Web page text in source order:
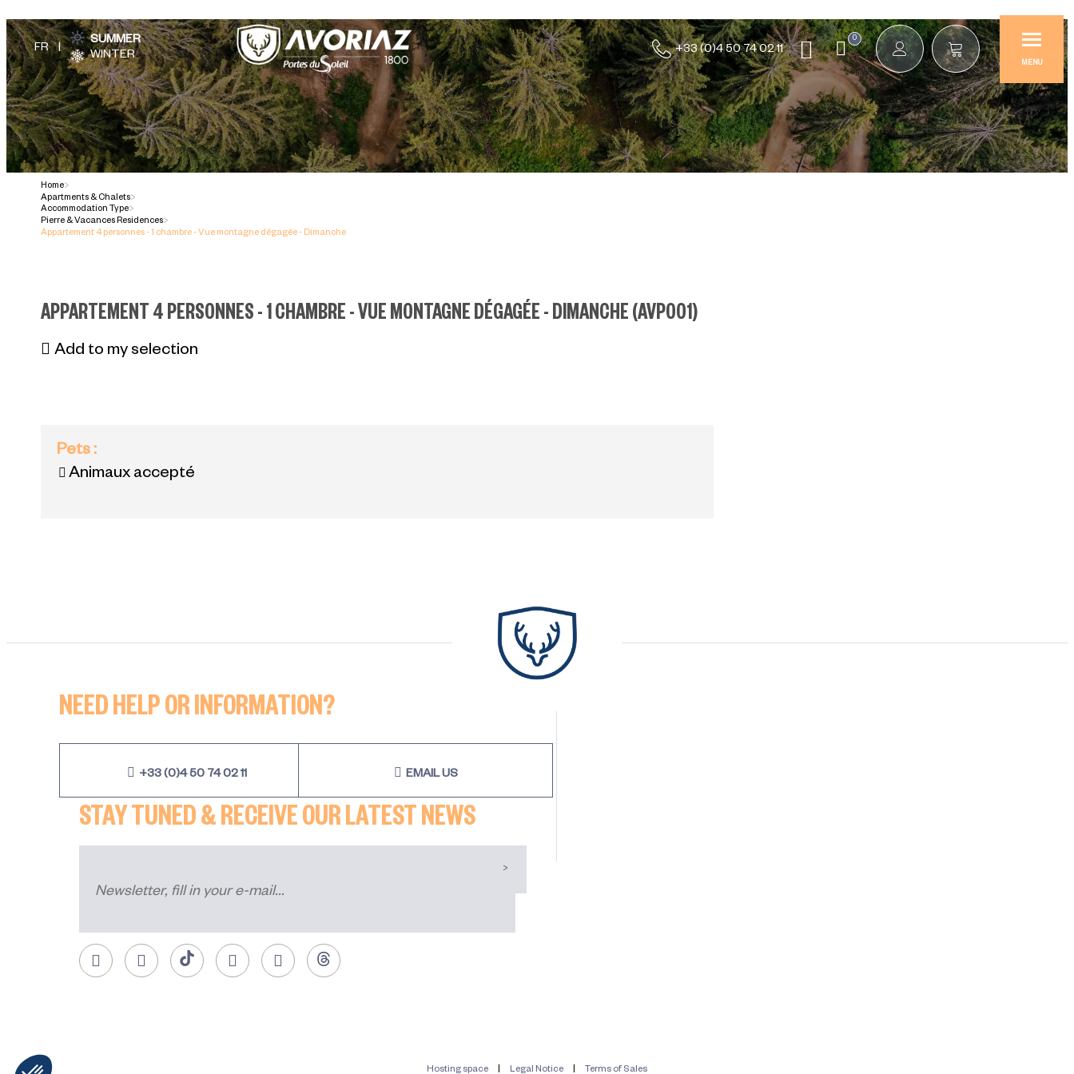
SUMMER
WINTER
+33 (0)4 50 74 02 11
0
MENU
Home>
Apartments & Chalets>
Accommodation Type>
Pierre & Vacances Residences>
Appartement 4 personnes - 1 chambre - Vue montagne dégagée - Dimanche
APPARTEMENT 4 PERSONNES - 1 CHAMBRE - VUE MONTAGNE DÉGAGÉE - DIMANCHE(AVP001)
Add to my selection
Pets :
Animaux accepté
NEED HELP OR INFORMATION?
+33 (0)4 50 74 02 11 EMAIL US
STAY TUNED & RECEIVE OUR LATEST NEWS
Hosting space Legal Notice Terms of Sales